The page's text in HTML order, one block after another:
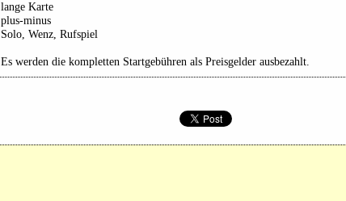
lange Karte
plus-minus
Solo, Wenz, Rufspiel
Es werden die kompletten Startgebühren als Preisgelder ausbezahlt.